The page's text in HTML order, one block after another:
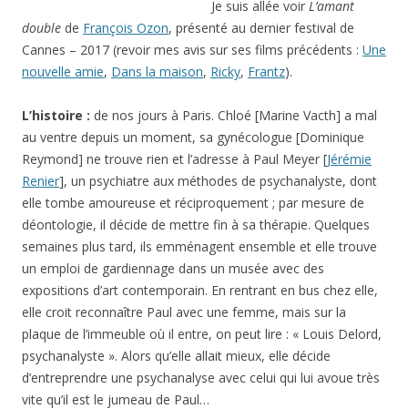
Je suis allée voir L’amant
double de François Ozon, présenté au dernier festival de
Cannes – 2017 (revoir mes avis sur ses films précédents : Une
nouvelle amie, Dans la maison, Ricky, Frantz).
L’histoire : de nos jours à Paris. Chloé [Marine Vacth] a mal
au ventre depuis un moment, sa gynécologue [Dominique
Reymond] ne trouve rien et l’adresse à Paul Meyer [Jérémie
Renier], un psychiatre aux méthodes de psychanalyste, dont
elle tombe amoureuse et réciproquement ; par mesure de
déontologie, il décide de mettre fin à sa thérapie. Quelques
semaines plus tard, ils emménagent ensemble et elle trouve
un emploi de gardiennage dans un musée avec des
expositions d’art contemporain. En rentrant en bus chez elle,
elle croit reconnaître Paul avec une femme, mais sur la
plaque de l’immeuble où il entre, on peut lire : « Louis Delord,
psychanalyste ». Alors qu’elle allait mieux, elle décide
d’entreprendre une psychanalyse avec celui qui lui avoue très
vite qu’il est le jumeau de Paul…